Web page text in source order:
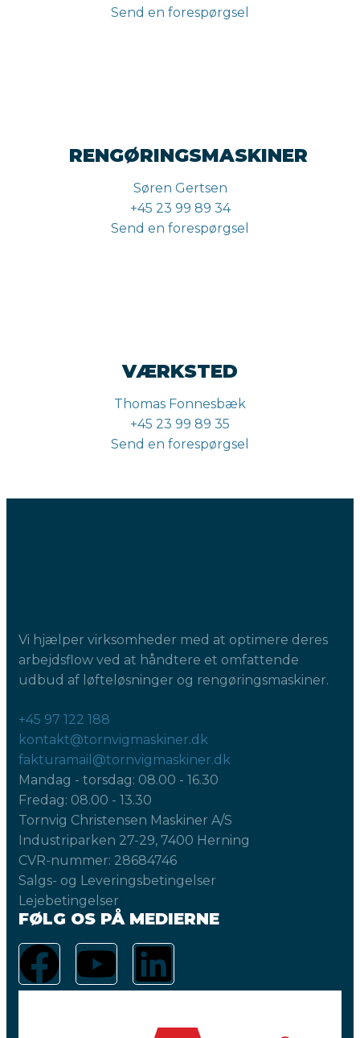
Send en forespørgsel
RENGØRINGSMASKINER
Søren Gertsen
+45 23 99 89 34
Send en forespørgsel
VÆRKSTED
Thomas Fonnesbæk
+45 23 99 89 35
Send en forespørgsel
Vi hjælper virksomheder med at optimere deres
arbejdsflow ved at håndtere et omfattende
udbud af løfteløsninger og rengøringsmaskiner.
+45 97 122 188
kontakt@tornvigmaskiner.dk
fakturamail@tornvigmaskiner.dk
Mandag - torsdag: 08.00 - 16.30
Fredag: 08.00 - 13.30
Tornvig Christensen Maskiner A/S
Industriparken 27-29, 7400 Herning
CVR-nummer: 28684746
Salgs- og Leveringsbetingelser
Lejebetingelser
FØLG OS PÅ MEDIERNE